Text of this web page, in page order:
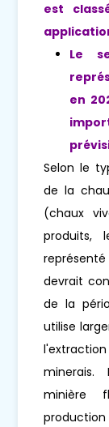
est
Le
en
Selon le
de la
(chaux
produits,
devrait
de la
utilise
minerais.
minière